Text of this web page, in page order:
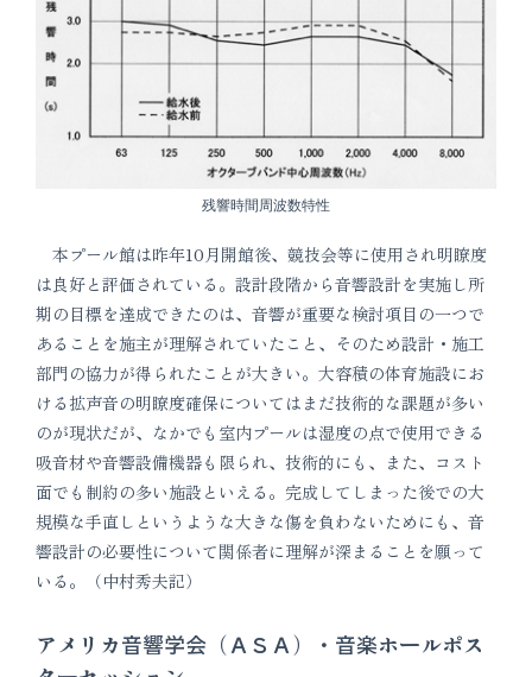
残響時間周波数特性
本プール館は昨年10月開館後、競技会等に使用され明瞭度
は良好と評価されている。設計段階から音響設計を実施し所
期の目標を達成できたのは、音響が重要な検討項目の一つで
あることを施主が理解されていたこと、そのため設計・施工
部門の協力が得られたことが大きい。大容積の体育施設にお
ける拡声音の明瞭度確保についてはまだ技術的な課題が多い
のが現状だが、なかでも室内プールは湿度の点で使用できる
吸音材や音響設備機器も限られ、技術的にも、また、コスト
面でも制約の多い施設といえる。完成してしまった後での大
規模な手直しというような大きな傷を負わないためにも、音
響設計の必要性について関係者に理解が深まることを願って
いる。（中村秀夫記）
アメリカ音響学会（ＡＳＡ）・音楽ホールポス